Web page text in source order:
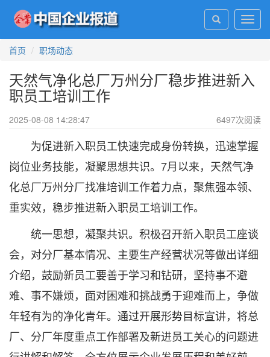
首页
职场动态
天然气净化总厂万州分厂稳步推进新入
职员工培训工作
2025-08-08 14:28:47 6497次阅读
为促进新入职员工快速完成身份转换，迅速掌握
岗位业务技能，凝聚思想共识。7月以来，天然气净
化总厂万州分厂找准培训工作着力点，聚焦强本领、
重实效，稳步推进新入职员工培训工作。
统一思想，凝聚共识。积极召开新入职员工座谈
会，对分厂基本情况、主要生产经营状况等做出详细
介绍，鼓励新员工要善于学习和钻研，坚持事不避
难、事不嫌烦，面对困难和挑战勇于迎难而上，争做
年轻有为的净化青年。通过开展形势目标宣讲，将总
厂、分厂年度重点工作部署及新进员工关心的问题进